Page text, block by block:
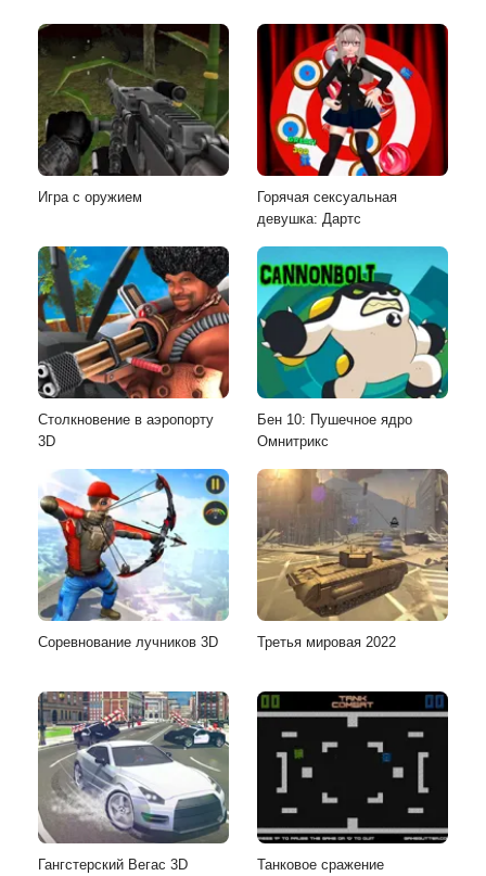
Игра с оружием
Горячая сексуальная
девушка: Дартс
Столкновение в аэропорту
3D
Бен 10: Пушечное ядро
Омнитрикс
Соревнование лучников 3D Третья мировая 2022
Гангстерский Вегас 3D Танковое сражение